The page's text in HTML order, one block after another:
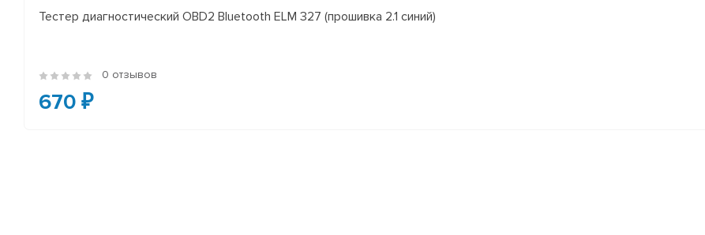
Тестер диагностический OBD2 Bluetooth ELM 327 (прошивка 2.1 синий)
0 отзывов
670 ₽